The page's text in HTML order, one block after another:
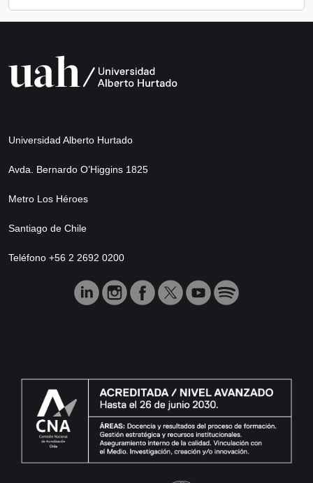
Universidad Alberto Hurtado
Avda. Bernardo O’Higgins 1825
Metro Los Héroes
Santiago de Chile
Teléfono +56 2 2692 0200